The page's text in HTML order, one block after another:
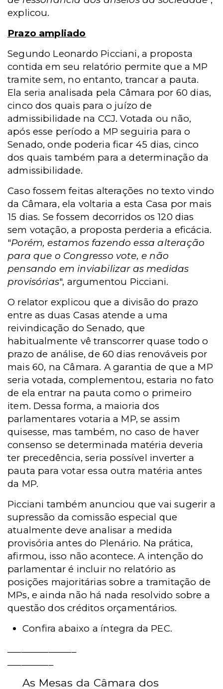
explicou.
Prazo ampliado
Segundo Leonardo Picciani, a proposta
contida em seu relatório permite que a MP
tramite sem, no entanto, trancar a pauta.
Ela seria analisada pela Câmara por 60 dias,
cinco dos quais para o juízo de
admissibilidade na CCJ. Votada ou não,
após esse período a MP seguiria para o
Senado, onde poderia ficar 45 dias, cinco
dos quais também para a determinação da
admissibilidade.
Caso fossem feitas alterações no texto vindo
da Câmara, ela voltaria a esta Casa por mais
15 dias. Se fossem decorridos os 120 dias
sem votação, a proposta perderia a eficácia.
"Porém, estamos fazendo essa alteração
para que o Congresso vote, e não
pensando em inviabilizar as medidas
provisórias", argumentou Picciani.
O relator explicou que a divisão do prazo
entre as duas Casas atende a uma
reivindicação do Senado, que
habitualmente vê transcorrer quase todo o
prazo de análise, de 60 dias renováveis por
mais 60, na Câmara. A garantia de que a MP
seria votada, complementou, estaria no fato
de ela entrar na pauta como o primeiro
item. Dessa forma, a maioria dos
parlamentares votaria a MP, se assim
quisesse, mas também, no caso de haver
consenso se determinada matéria deveria
ter precedência, seria possível inverter a
pauta para votar essa outra matéria antes
da MP.
Picciani também anunciou que vai sugerir a
supressão da comissão especial que
atualmente deve analisar a medida
provisória antes do Plenário. Na prática,
afirmou, isso não acontece. A intenção do
parlamentar é incluir no relatório as
posições majoritárias sobre a tramitação de
MPs, e ainda não há nada resolvido sobre a
questão dos créditos orçamentários.
Confira abaixo a íntegra da PEC.
As Mesas da Câmara dos